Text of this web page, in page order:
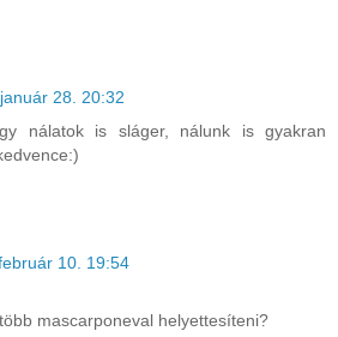
28. 20:32
nálatok is sláger, nálunk is gyakran
10. 19:54
mascarponeval helyettesíteni?